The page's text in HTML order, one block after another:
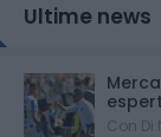
Ultime news
Con Di